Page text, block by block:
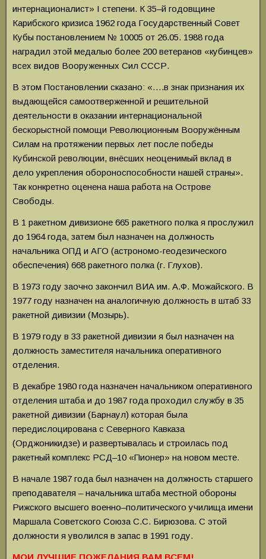
интернационалист» I степени. К 35–й годовщине
Карибского кризиса 1962 года Государственный Совет
Кубы постановлением № 10005 от 26.05. 1988 года
наградил этой медалью более 200 ветеранов «кубинцев»
всех видов Вооруженных Сил СССР.
В этом Постановлении сказано: «….в знак признания их
выдающейся самоотверженной и решительной
деятельности в оказании интернациональной
бескорыстной помощи Революционным Вооружённым
Силам на протяжении первых лет после победы
Кубинской революции, внёсших неоценимый вклад в
дело укрепления обороноспособности нашей страны».
Так конкретно оценена наша работа на Острове
Свободы.
В 1 ракетном дивизионе 665 ракетного полка я прослужил
до 1964 года, затем был назначен на должность
начальника ОПД и АГО (астрономо-геодезического
обеспечения) 668 ракетного полка (г. Глухов).
В 1973 году заочно закончил ВИА им. А.Ф. Можайского. В
1977 году назначен на аналогичную должность в штаб 33
ракетной дивизии (Мозырь).
В 1979 году в 33 ракетной дивизии я был назначен на
должность заместителя начальника оперативного
отделения.
В декабре 1980 года назначен начальником оперативного
отделения штаба и до 1987 года проходил службу в 35
ракетной дивизии (Барнаул) которая была
передислоцирована с Северного Кавказа
(Орджоникидзе) и развертывалась и строилась под
ракетный комплекс РСД–10 «Пионер» на новом месте.
В начале 1987 года был назначен на должность старшего
преподавателя – начальника штаба местной обороны
Рижского высшего военно–политического училища имени
Маршала Советского Союза С.С. Бирюзова. С этой
должности я уволился в запас в 1991 году.
МОИ ЛУЧШИЕ ПОЖЕЛАНИЯ ВАМ ВСЕМ!